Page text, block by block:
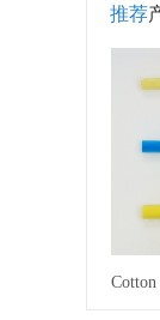
推荐
Product